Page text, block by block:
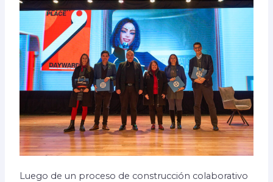
Luego de un proceso de construcción colaborativo